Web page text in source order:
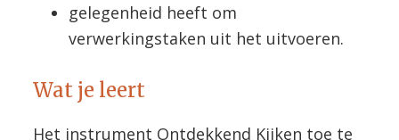
gelegenheid heeft om
verwerkingstaken uit het uitvoeren.
Wat je leert
Het instrument Ontdekkend Kijken toe te